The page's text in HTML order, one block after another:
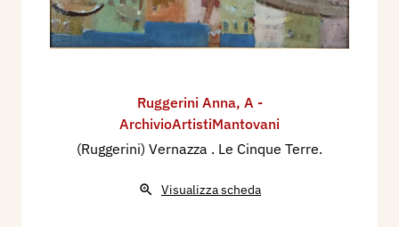
Ruggerini Anna, A -
ArchivioArtistiMantovani
(Ruggerini) Vernazza . Le Cinque Terre.
Visualizza scheda